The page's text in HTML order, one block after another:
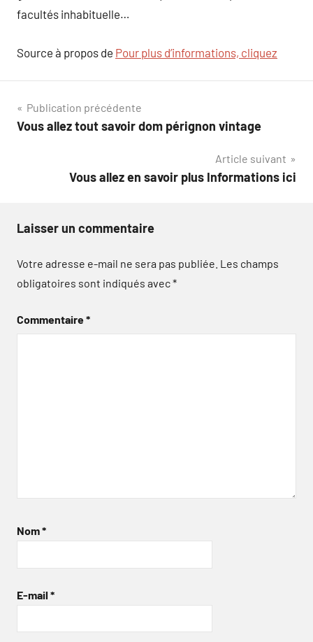
facultés inhabituelle…
Source à propos de Pour plus d’informations, cliquez
Navigation
de
Publication précédente
Vous allez tout savoir dom pérignon vintage
Article suivant
Vous allez en savoir plus Informations ici
Laisser un commentaire
Votre adresse e-mail ne sera pas publiée. Les champs
obligatoires sont indiqués avec*
Commentaire*
Nom*
E-mail *